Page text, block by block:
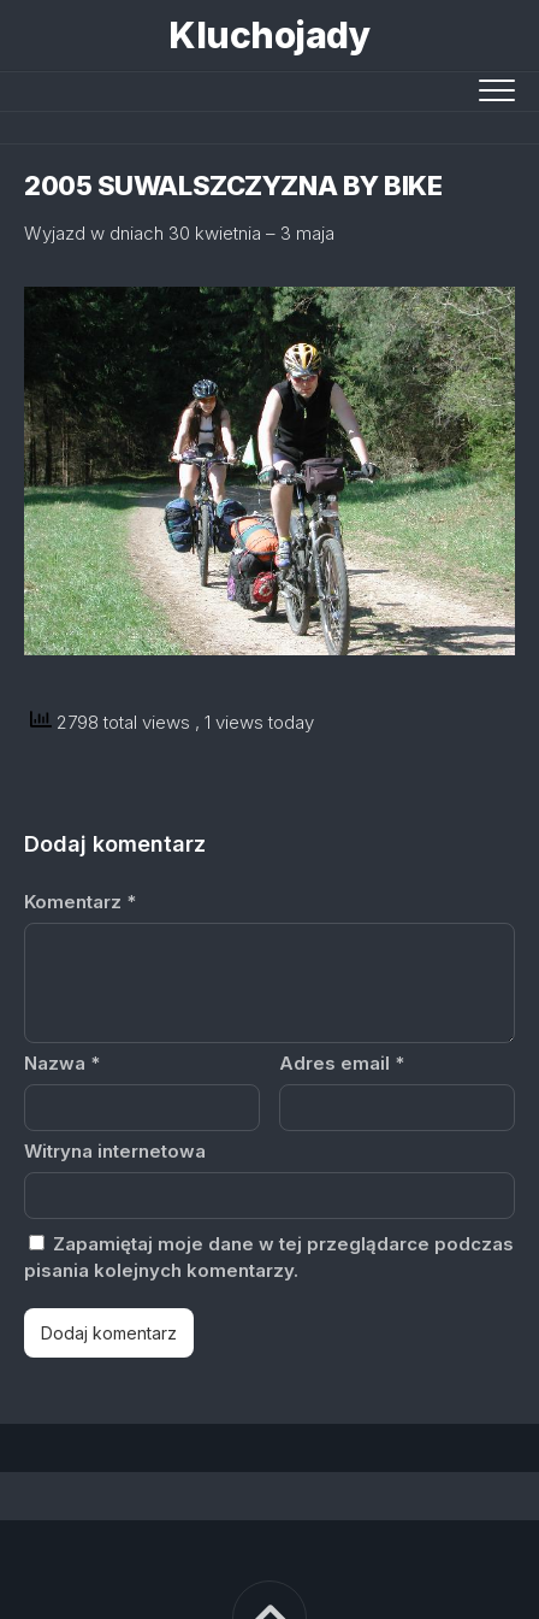
Kluchojady
2005 SUWALSZCZYZNA BY BIKE
Wyjazd w dniach 30 kwietnia – 3 maja
2798 total views , 1 views today
Dodaj komentarz
Komentarz *
Nazwa * Adres email *
Witryna internetowa
Zapamiętaj moje dane w tej przeglądarce podczas
pisania kolejnych komentarzy.